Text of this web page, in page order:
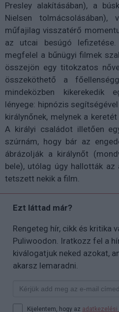
Presley alakításában), a
Nielsen
műfajilag visszatérő
az utcai besúgó
megfelel a bűnügyi filmek
összejön egy titokzatos
összeköthető a
mindeközben kikerekedik
lényege: hipnózis
királynőnek, melynek a
A királyi családot illetően
szúrnám, hogy bár az
ábrázolják a királynőt
bele), utólag úgy hallották
tetszett nekik a film.
Ezt láttad már?
Rengeteg hír, cikk és kritika
Puliwoodon. Iratkozz fel a
kiválogatjuk neked azokat,
akarsz lemaradni.
Kijelentem, hogy az adatkezelési